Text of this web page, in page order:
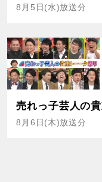
8月5日(水)放送分
売れっ子芸人の
8月6日(木)放送分